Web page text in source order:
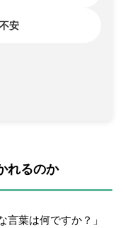
れるのか
言葉は何ですか？」